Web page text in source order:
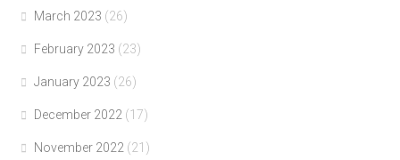
March 2023 (26)
February 2023 (23)
January 2023 (26)
December 2022 (17)
November 2022 (21)